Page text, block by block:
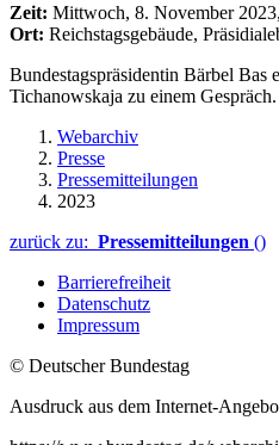
Zeit: Mittwoch, 8. November
Ort: Reichstagsgebäude,
Bundestagspräsidentin Bärbel Bas
Tichanowskaja zu einem Gespräch.
Webarchiv
Presse
Pressemitteilungen
2023
zurück zu: Pressemitteilungen ()
Barrierefreiheit
Datenschutz
Impressum
© Deutscher Bundestag
Ausdruck aus dem Internet-